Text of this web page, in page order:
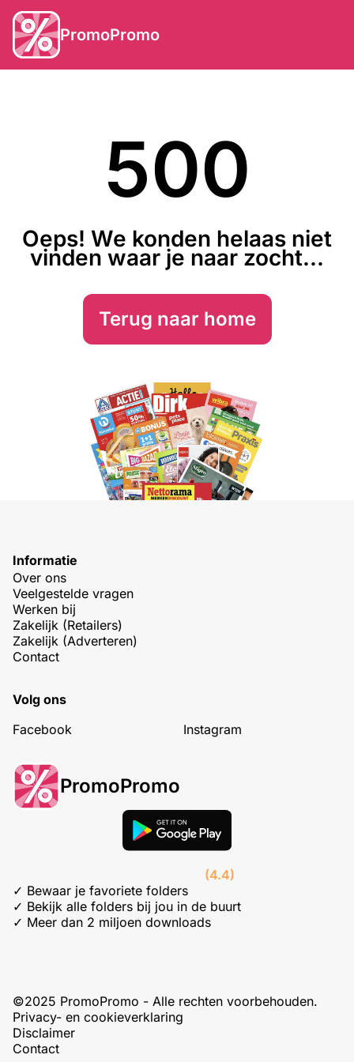
PromoPromo
500
Oeps! We konden helaas niet
vinden waar je naar zocht...
Terug naar home
Informatie
Over ons
Veelgestelde vragen
Werken bij
Zakelijk (Retailers)
Zakelijk (Adverteren)
Contact
Volg ons
Facebook
Instagram
PromoPromo
(4.4)
✓ Bewaar je favoriete folders
✓ Bekijk alle folders bij jou in de buurt
✓ Meer dan 2 miljoen downloads
©2025 PromoPromo - Alle rechten voorbehouden.
Privacy- en cookieverklaring
Disclaimer
Contact